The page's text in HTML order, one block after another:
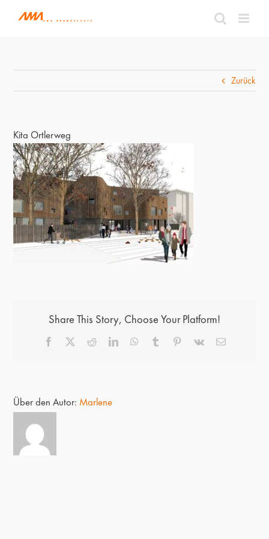
Inhalt
Zurück
Kita Ortlerweg
Share This Story, Choose Your Platform!
Facebook RedditLinkedInWhatsApp
Tumblr Pinterest
Vk
E-
Über den Autor: Marlene